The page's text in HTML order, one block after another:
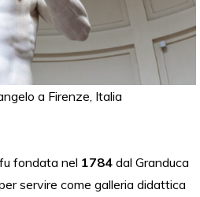
a Firenze, Italia
fondata nel 1784 dal Granduca
servire come galleria didattica